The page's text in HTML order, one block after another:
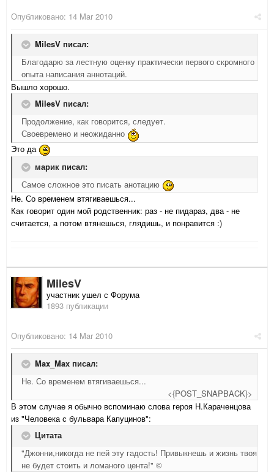
Опубликовано: 14 Mar 2010
MilesV писал:
Благодарю за лестную оценку практически первого скромного
опыта написания аннотаций.
Вышло хорошо.
MilesV писал:
Продолжение, как говорится, следует.
Своевремено и неожиданно
Это да
марик писал:
Самое сложное это писать анотацию
Не. Со временем втягиваешься...
Как говорит один мой родственник: раз - не пидараз, два - не
считается, а потом втянешься, глядишь, и понравится :)
MilesV
участник ушел с Форума
1893 публикации
Опубликовано: 14 Mar 2010
Max_Max писал:
Не. Со временем втягиваешься...
<{POST_SNAPBACK}>
В этом случае я обычно вспоминаю слова героя Н.Караченцова
из "Человека с бульвара Капуцинов":
Цитата
"Джонни,никогда не пей эту гадость! Привыкнешь и жизнь твоя
не будет стоить и ломаного цента!" ©